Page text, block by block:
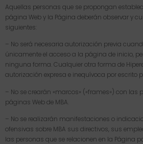
Aquellas personas que se propongan
página Web y la Página deberán observar y
siguientes:
– No será necesaria autorización previa
únicamente el acceso a la página de inicio,
ninguna forma. Cualquier otra forma de
autorización expresa e inequívoca por escrito
– No se crearán «marcos» («frames») con las
páginas Web de MBA.
– No se realizarán manifestaciones o
ofensivas sobre MBA sus directivos, sus
las personas que se relacionen en la Página